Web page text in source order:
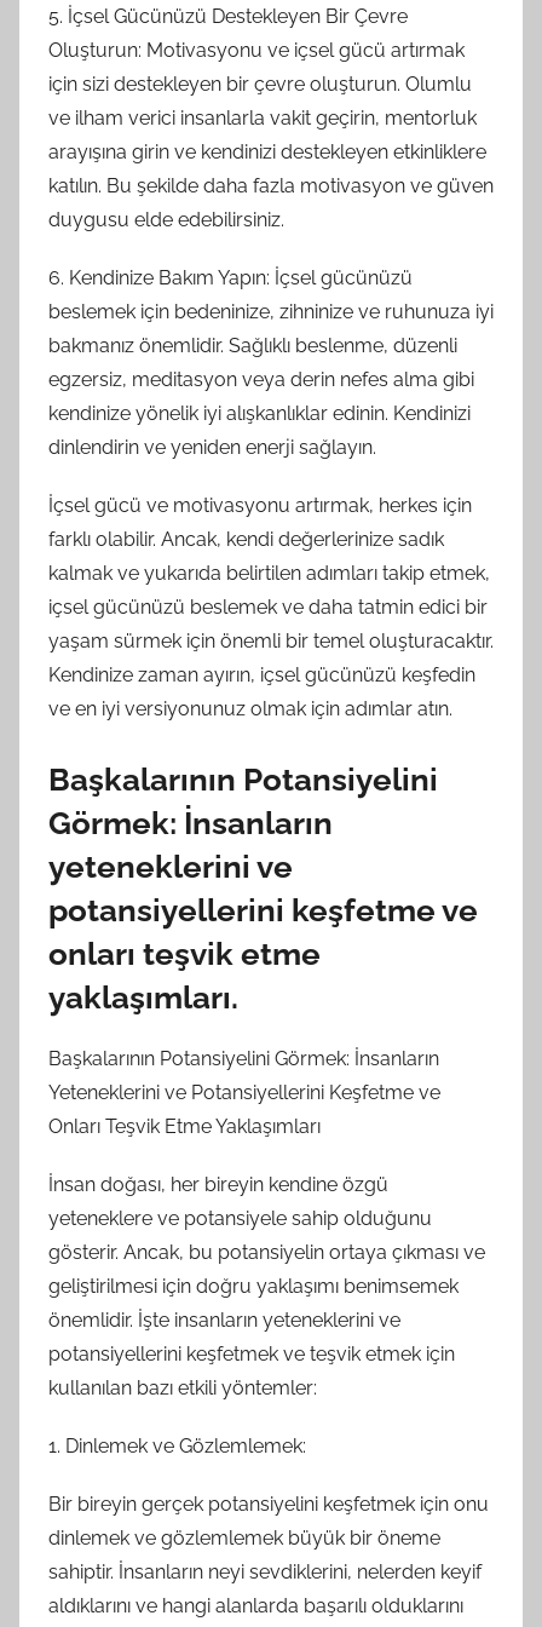
5. İçsel Gücünüzü Destekleyen Bir Çevre
Oluşturun: Motivasyonu ve içsel gücü artırmak
için sizi destekleyen bir çevre oluşturun. Olumlu
ve ilham verici insanlarla vakit geçirin, mentorluk
arayışına girin ve kendinizi destekleyen etkinliklere
katılın. Bu şekilde daha fazla motivasyon ve güven
duygusu elde edebilirsiniz.
6. Kendinize Bakım Yapın: İçsel gücünüzü
beslemek için bedeninize, zihninize ve ruhunuza iyi
bakmanız önemlidir. Sağlıklı beslenme, düzenli
egzersiz, meditasyon veya derin nefes alma gibi
kendinize yönelik iyi alışkanlıklar edinin. Kendinizi
dinlendirin ve yeniden enerji sağlayın.
İçsel gücü ve motivasyonu artırmak, herkes için
farklı olabilir. Ancak, kendi değerlerinize sadık
kalmak ve yukarıda belirtilen adımları takip etmek,
içsel gücünüzü beslemek ve daha tatmin edici bir
yaşam sürmek için önemli bir temel oluşturacaktır.
Kendinize zaman ayırın, içsel gücünüzü keşfedin
ve en iyi versiyonunuz olmak için adımlar atın.
Başkalarının Potansiyelini
Görmek: İnsanların
yeteneklerini ve
potansiyellerini keşfetme ve
onları teşvik etme
yaklaşımları.
Başkalarının Potansiyelini Görmek: İnsanların
Yeteneklerini ve Potansiyellerini Keşfetme ve
Onları Teşvik Etme Yaklaşımları
İnsan doğası, her bireyin kendine özgü
yeteneklere ve potansiyele sahip olduğunu
gösterir. Ancak, bu potansiyelin ortaya çıkması ve
geliştirilmesi için doğru yaklaşımı benimsemek
önemlidir. İşte insanların yeteneklerini ve
potansiyellerini keşfetmek ve teşvik etmek için
kullanılan bazı etkili yöntemler:
1. Dinlemek ve Gözlemlemek:
Bir bireyin gerçek potansiyelini keşfetmek için onu
dinlemek ve gözlemlemek büyük bir öneme
sahiptir. İnsanların neyi sevdiklerini, nelerden keyif
aldıklarını ve hangi alanlarda başarılı olduklarını